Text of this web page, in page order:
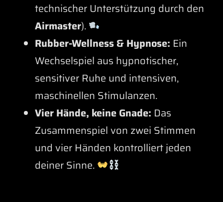
technischer Unterstützung durch den
Airmaster).
Rubber-Wellness & Hypnose: Ein
Wechselspiel aus hypnotischer,
sensitiver Ruhe und intensiven,
maschinellen Stimulanzen.
Vier Hände, keine Gnade: Das
Zusammenspiel von zwei Stimmen
und vier Händen kontrolliert jeden
deiner Sinne.